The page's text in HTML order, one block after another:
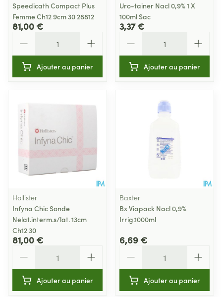
Speedicath Compact Plus
Femme Ch12 9cm 30 28812
81,00 €
Ajouter au panier
Uro-tainer Nacl 0,9% 1 X
100ml Sac
3,37 €
Ajouter au panier
Hollister
Infyna Chic Sonde
Nelat.interm.s/lat. 13cm
Ch12 30
81,00 €
Ajouter au panier
Baxter
Bx Viapack Nacl 0,9%
Irrig.1000ml
6,69 €
Ajouter au panier